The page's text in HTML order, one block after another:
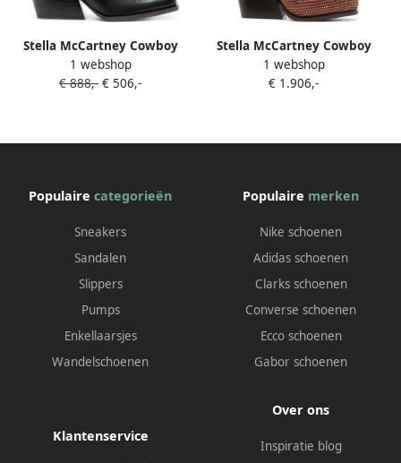
Stella McCartney Cowboy
enkellaarzen Zwart
1 webshop
€ 888,- € 506,-
Stella McCartney Cowboy
enkellaarzen Oranje
1 webshop
€ 1.906,-
Populaire categorieën
Sneakers
Sandalen
Slippers
Pumps
Enkellaarsjes
Wandelschoenen
Populaire merken
Nike schoenen
Adidas schoenen
Clarks schoenen
Converse schoenen
Ecco schoenen
Gabor schoenen
Klantenservice
Over ons
Inspiratie blog